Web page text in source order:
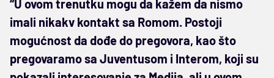
“U ovom trenutku mogu da kažem da nismo
imali nikakv kontakt sa Romom. Postoji
mogućnost da dođe do pregovora, kao što
pregovaramo sa Juventusom i Interom, koji su